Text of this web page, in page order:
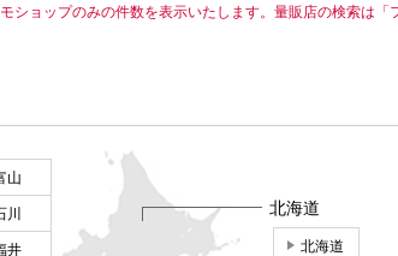
ショップのみの件数を表示いたします。量販店の検索は「
北海道
北海道
山
川
井